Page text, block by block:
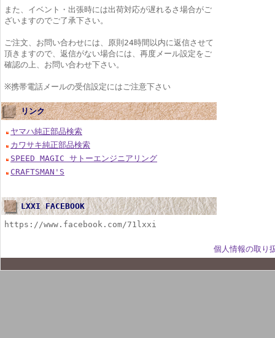
また、イベント・出張時には出荷対応が遅れるさ場合がご
ざいますのでご了承下さい。
ご注文、お問い合わせには、原則24時間以内に返信させて
頂きますので、返信がない場合には、再度メール設定をご
確認の上、お問い合わせ下さい。
※携帯電話メールの受信設定にはご注意下さい
リンク
ヤマハ純正部品検索
カワサキ純正部品検索
SPEED MAGIC サトーエンジニアリング
CRAFTSMAN'S
LXXI FACEBOOK
https://www.facebook.com/71lxxi
個人情報の取り